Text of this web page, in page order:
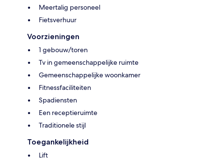
Meertalig personeel
Fietsverhuur
Voorzieningen
1 gebouw/toren
Tv in gemeenschappelijke ruimte
Gemeenschappelijke woonkamer
Fitnessfaciliteiten
Spadiensten
Een receptieruimte
Traditionele stijl
Toegankelijkheid
Lift